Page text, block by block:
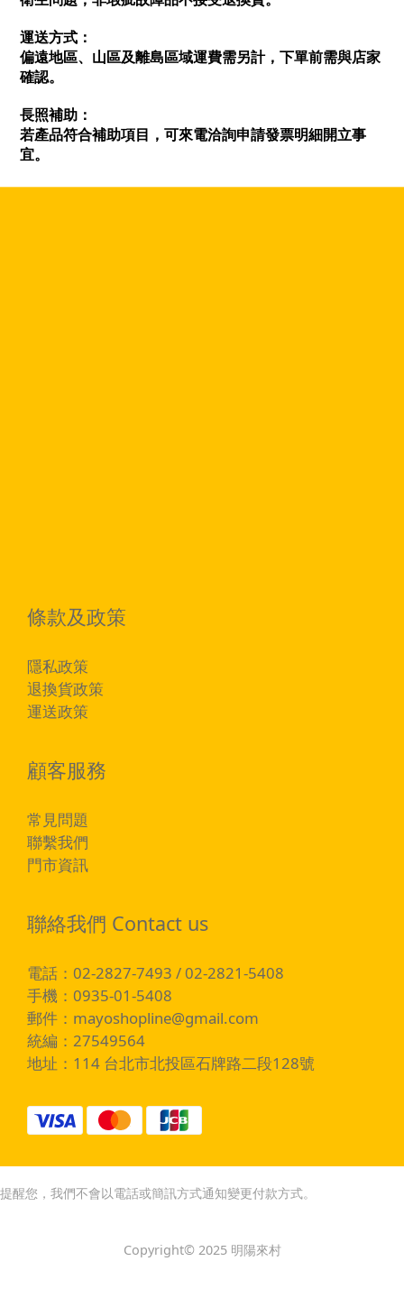
運送方式：
偏遠地區、山區及離島區域運費需另計，下單前需與店家
確認。
長照補助：
若產品符合補助項目，可來電洽詢申請發票明細開立事
宜。
條款及政策
隱私政策
退換貨政策
運送政策
顧客服務
常見問題
聯繫我們
門市資訊
聯絡我們 Contact us
電話：02-2827-7493 / 02-2821-5408
手機：0935-01-5408
郵件： mayoshopline@gmail.com
統編：27549564
地址：114 台北市北投區石牌路二段128號
提醒您，我們不會以電話或簡訊方式通知變更付款方式。
Copyright© 2025 明陽來村